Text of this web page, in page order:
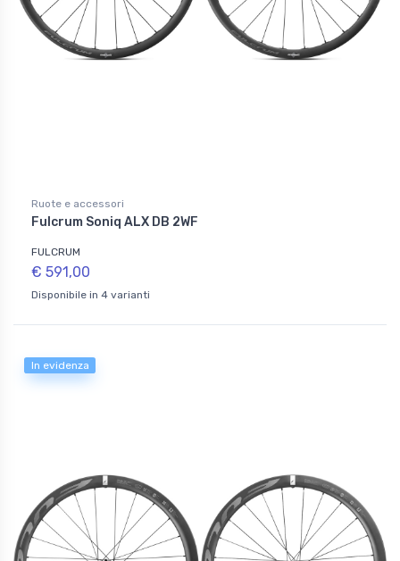
Ruote e accessori
Fulcrum Soniq ALX DB 2WF
FULCRUM
€ 591,00
Disponibile in 4 varianti
In evidenza